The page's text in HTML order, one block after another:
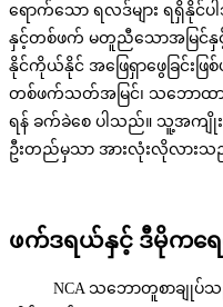
ရောက်သော ရလဒ်များ ရရှိနိုင်
နှင့်တစ်ဖက် မတူညီသောအမြင်နှ
နိုင်ကိုယ်နိုင် အဖြေရှာဖွေခြင်းဖ
တစ်ဖက်သတ်အမြင်၊ သဘောထား
ရန် ခက်ခဲစေ ပါသည်။ သူ့အကျိုး
ဦးတည်မှသာ အားလုံးလိုလားသည့်
ဖက်ဒရယ်နှင့် ဒီမိုကရေ
NCA သဘောတူစာချုပ်